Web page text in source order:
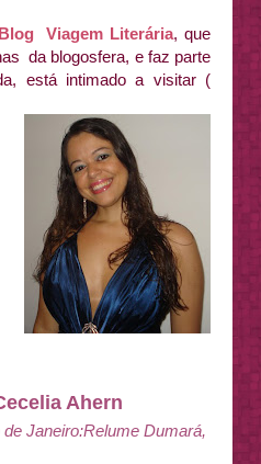
Viagem Literária, que
da blogosfera, e faz parte
está intimado a visitar (
Ahern
Janeiro:Relume Dumará,